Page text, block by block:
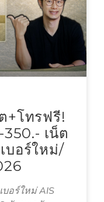
+โทรฟรี!
เน็ต
บอร์ใหม่/
บอร์ใหม่ AIS